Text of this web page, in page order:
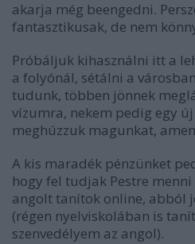
akarja még beengedni.
fantasztikusak, de nem
Próbáljuk kihasználni itt a
a folyónál, sétálni a
tudunk, többen jönnek
vízumra, nekem pedig egy
meghúzzuk magunkat,
A kis maradék pénzünket
hogy fel tudjak Pestre
angolt tanítok online, abból
(régen nyelviskolában is
szenvedélyem az angol).